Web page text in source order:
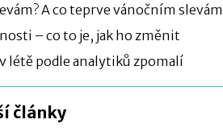
A co teprve vánočním
– co to je, jak ho změnit
létě podle analytiků zpomalí
články